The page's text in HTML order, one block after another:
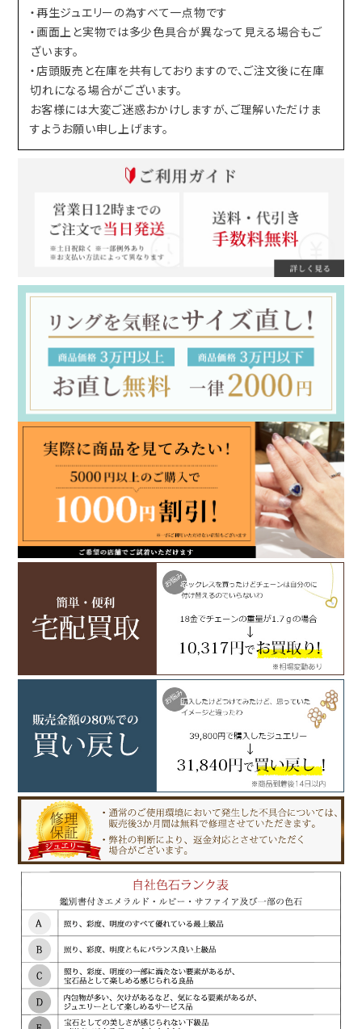
・再生ジュエリーの為すべて一点物です
・画面上と実物では多少色具合が異なって見える場合もご
ざいます。
・店頭販売と在庫を共有しておりますので、ご注文後に在庫
切れになる場合がございます。
お客様には大変ご迷惑おかけしますが、ご理解いただけま
すようお願い申し上げます。